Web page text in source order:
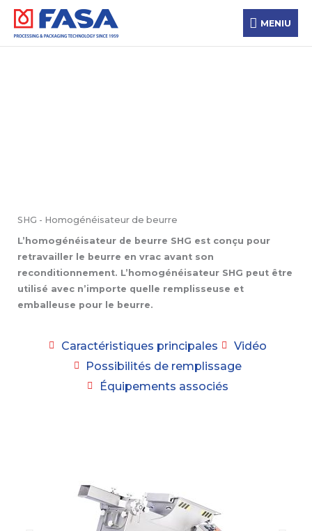
Aller
contenu
MENIU
MENIU
SHG - Homogénéisateur de beurre
L’homogénéisateur de beurre SHG est conçu pour
retravailler le beurre en vrac avant son
reconditionnement. L’homogénéisateur SHG peut être
utilisé avec n’importe quelle remplisseuse et
emballeuse pour le beurre.
Caractéristiques principales
Vidéo
Possibilités de remplissage
Équipements associés